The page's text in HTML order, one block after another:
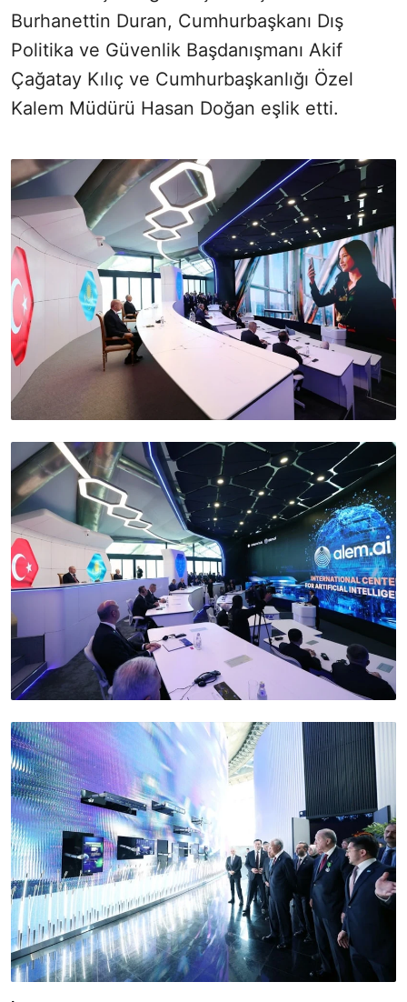
Burhanettin Duran, Cumhurbaşkanı Dış
Politika ve Güvenlik Başdanışmanı Akif
Çağatay Kılıç ve Cumhurbaşkanlığı Özel
Kalem Müdürü Hasan Doğan eşlik etti.